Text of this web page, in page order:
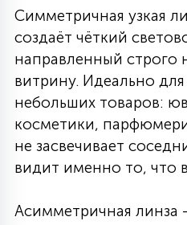
Симметричная узкая
создаёт чёткий
направленный строго
витрину. Идеально
небольших товаров:
косметики,
не засвечивает
видит именно то, что
Асимметричная линза